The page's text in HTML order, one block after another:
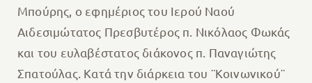
Μπούρης, ο εφημέριος του Ιερού Ναού
Αιδεσιμώτατος Πρεσβυτέρος π. Νικόλαος Φωκάς
και του ευλαβέστατος διάκονος π. Παναγιώτης
Σπατούλας. Κατά την διάρκεια του ¨Κοινωνικού¨